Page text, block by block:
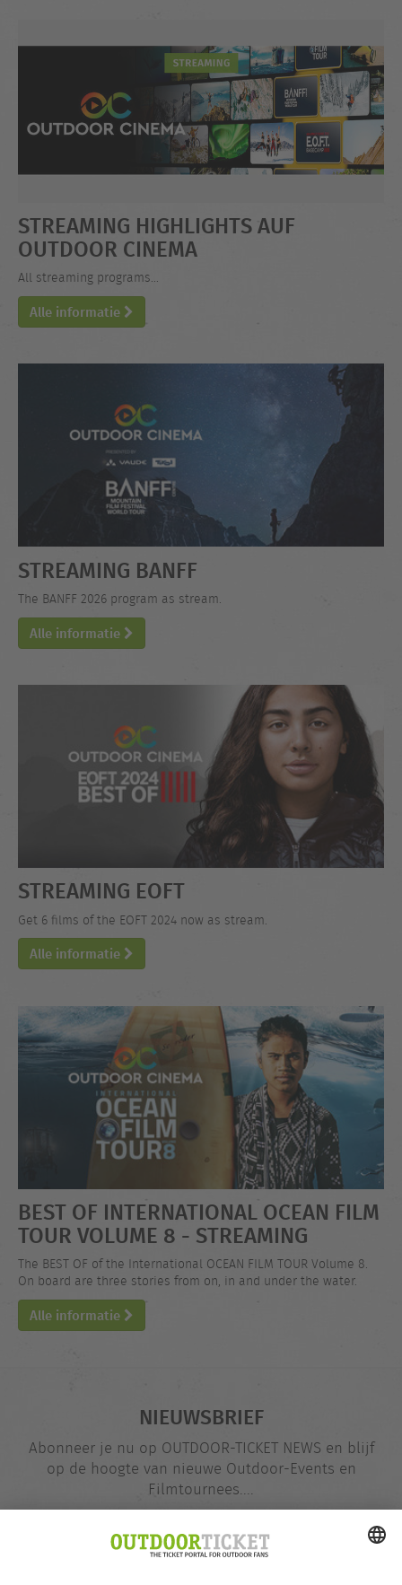
STREAMING HIGHLIGHTS AUF
OUTDOOR CINEMA
All streaming programs...
Alle informatie
STREAMING BANFF
The BANFF 2026 program as stream.
Alle informatie
STREAMING EOFT
Get 6 films of the EOFT 2024 now as stream.
Alle informatie
BEST OF INTERNATIONAL OCEAN FILM
TOUR VOLUME 8 - STREAMING
The BEST OF of the International OCEAN FILM TOUR Volume 8.
On board are three stories from on, in and under the water.
Alle informatie
NIEUWSBRIEF
Abonneer je nu op OUTDOOR-TICKET NEWS en blijf
op de hoogte van nieuwe Outdoor-Events en
Filmtournees....
mailadres